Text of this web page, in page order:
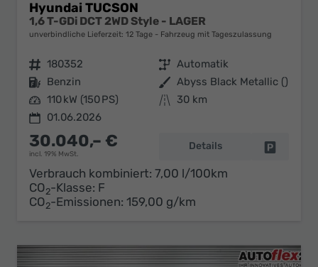
Hyundai TUCSON
1,6 T-GDi DCT 2WD Style - LAGER
unverbindliche Lieferzeit: 12 Tage Fahrzeug mit Tageszulassung
Fahrzeugnr. 180352 Getriebe Automatik
Kraftstoff Benzin Außenfarbe Abyss Black Metallic ()
Leistung 110 kW (150 PS) Kilometerstand
30 km
01.06.2026
30.040,– €
incl. 19% MwSt.
Details
Verbrauch kombiniert: 7,00 l/100km
CO2-Klasse: F
CO2-Emissionen: 159,00 g/km